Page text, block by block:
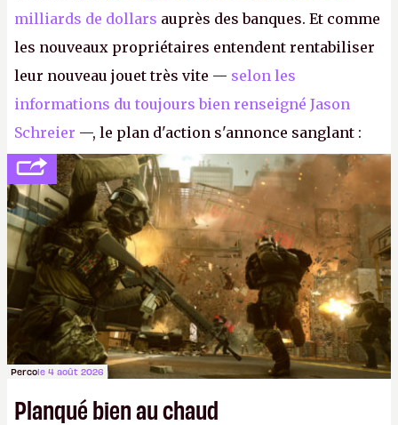
milliards de dollars auprès des banques. Et comme
les nouveaux propriétaires entendent rentabiliser
leur nouveau jouet très vite — selon les
informations du toujours bien renseigné Jason
Schreier —, le plan d'action s'annonce sanglant :
réductions de coûts drastiques, fermetures de
studios et licenciements massifs. En gros, essorer
FCetBattlefield, puis virer le reste.P.
Percole 4 août 2026
Planqué bien au chaud